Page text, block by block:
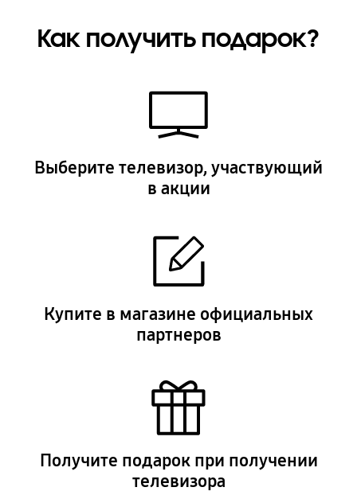
Как получить подарок?
Выберите телевизор, участвующий
в акции
Купите в магазине официальных
партнеров
Получите подарок при получении
телевизора